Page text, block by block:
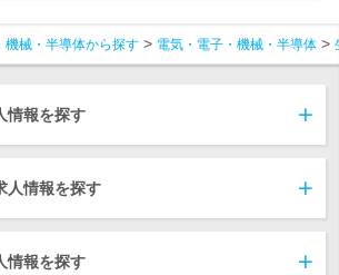
機械・半導体から探す 電気・電子・機械・半導体
情報を探す
人情報を探す
情報を探す